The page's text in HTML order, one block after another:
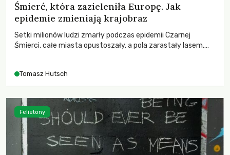
Śmierć, która zazieleniła Europę. Jak
epidemie zmieniają krajobraz
Setki milionów ludzi zmarły podczas epidemii Czarnej
Śmierci, całe miasta opustoszały, a pola zarastały lasem.
największych katastrof w swoich dziejach.
Tomasz Hutsch
Felietony